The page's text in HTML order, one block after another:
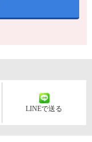
LINEで送る